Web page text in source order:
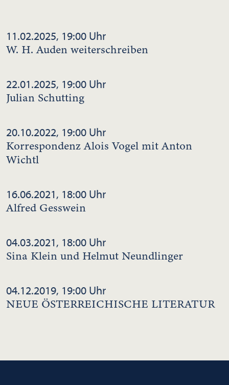
11.02.2025, 19:00 Uhr
W. H. Auden weiterschreiben
22.01.2025, 19:00 Uhr
Julian Schutting
20.10.2022, 19:00 Uhr
Korrespondenz Alois Vogel mit Anton
Wichtl
16.06.2021, 18:00 Uhr
Alfred Gesswein
04.03.2021, 18:00 Uhr
Sina Klein und Helmut Neundlinger
04.12.2019, 19:00 Uhr
NEUE ÖSTERREICHISCHE LITERATUR